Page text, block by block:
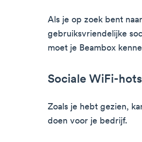
Als je op zoek bent
gebruiksvriendelijke
moet je Beambox
Sociale WiFi-
Zoals je hebt gezien,
doen voor je bedrijf.